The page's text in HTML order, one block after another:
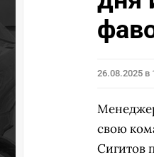
26.08.2025 в
свою
Сигитов